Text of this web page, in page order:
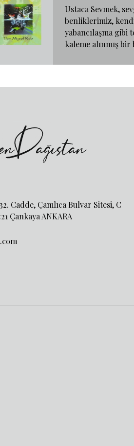
sevgi, yaşam, öz
gibi temel konularda
bir bilgelik kitabı.
Cadde, Çamlıca Bulvar Sitesi, C
Çankaya ANKARA